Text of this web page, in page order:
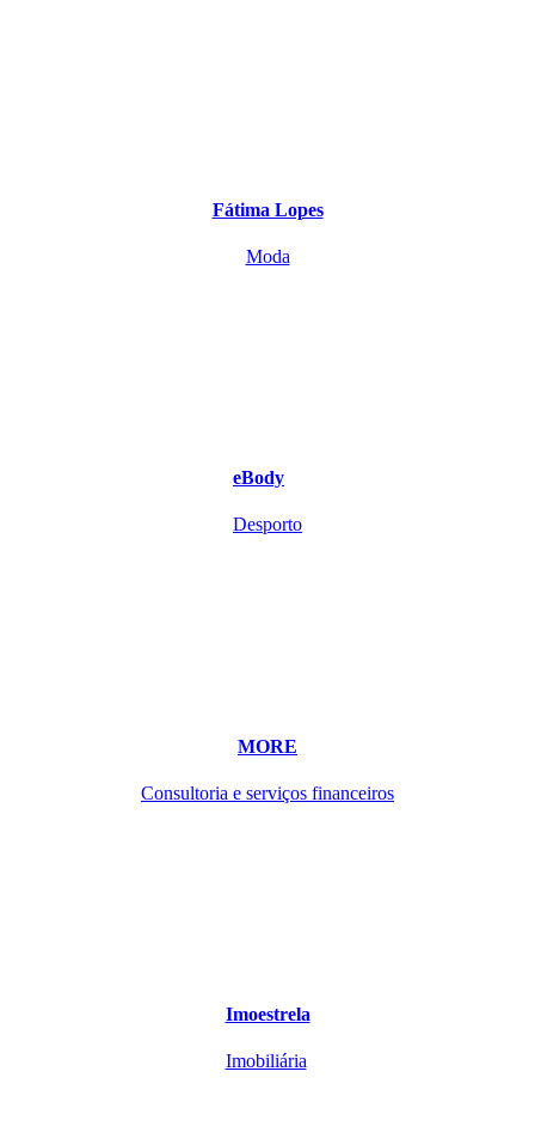
Fátima Lopes
Moda
eBody
Desporto
MORE
Consultoria e serviços financeiros
Imoestrela
Imobiliária